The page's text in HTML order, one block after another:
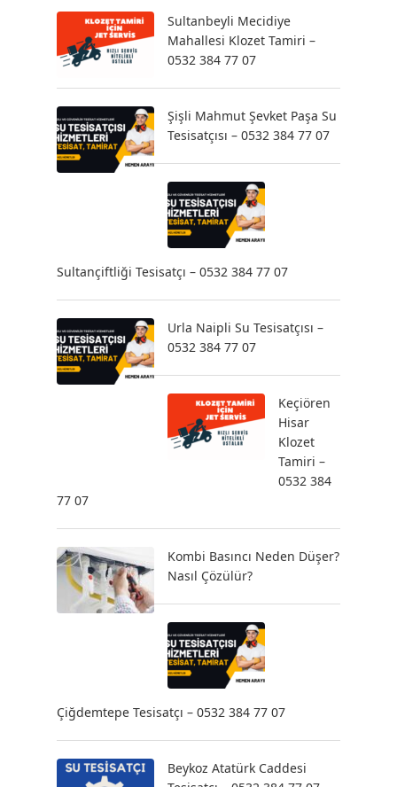
Sultanbeyli Mecidiye
Mahallesi Klozet Tamiri –
0532 384 77 07
Şişli Mahmut Şevket Paşa Su
Tesisatçısı – 0532 384 77 07
Sultançiftliği Tesisatçı – 0532 384 77 07
Urla Naipli Su Tesisatçısı –
0532 384 77 07
Keçiören
Hisar
Klozet
Tamiri –
0532 384
77 07
Kombi Basıncı Neden Düşer?
Nasıl Çözülür?
Çiğdemtepe Tesisatçı – 0532 384 77 07
Beykoz Atatürk Caddesi